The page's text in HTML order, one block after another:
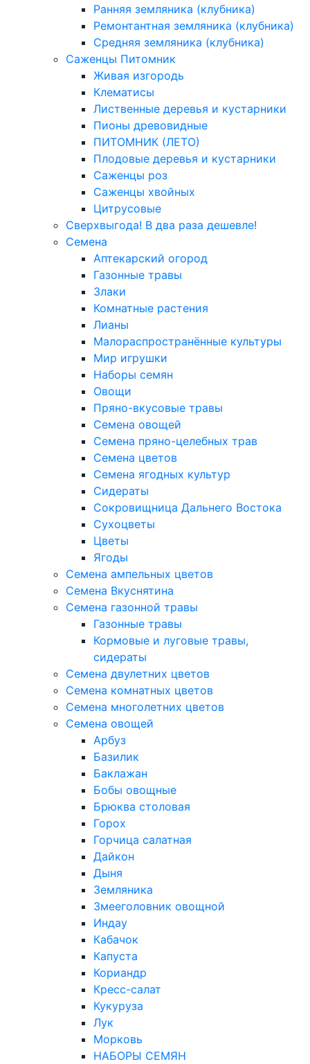
Ранняя земляника (клубника)
Ремонтантная земляника (клубника)
Средняя земляника (клубника)
Саженцы Питомник
Живая изгородь
Клематисы
Лиственные деревья и кустарники
Пионы древовидные
ПИТОМНИК (ЛЕТО)
Плодовые деревья и кустарники
Саженцы роз
Саженцы хвойных
Цитрусовые
Сверхвыгода! В два раза дешевле!
Семена
Аптекарский огород
Газонные травы
Злаки
Комнатные растения
Лианы
Малораспространённые культуры
Мир игрушки
Наборы семян
Овощи
Пряно-вкусовые травы
Семена овощей
Семена пряно-целебных трав
Семена цветов
Семена ягодных культур
Сидераты
Сокровищница Дальнего Востока
Сухоцветы
Цветы
Ягоды
Семена ампельных цветов
Семена Вкуснятина
Семена газонной травы
Газонные травы
Кормовые и луговые травы,
сидераты
Семена двулетних цветов
Семена комнатных цветов
Семена многолетних цветов
Семена овощей
Арбуз
Базилик
Баклажан
Бобы овощные
Брюква столовая
Горох
Горчица салатная
Дайкон
Дыня
Земляника
Змееголовник овощной
Индау
Кабачок
Капуста
Кориандр
Кресс-салат
Кукуруза
Лук
Морковь
НАБОРЫ СЕМЯН